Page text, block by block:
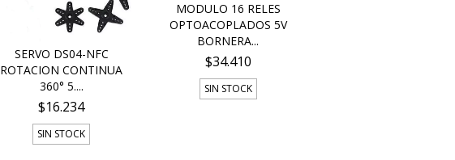
SERVO DS04-NFC
ROTACION CONTINUA
360° 5....
$16.234
SIN STOCK
MODULO 16 RELES
OPTOACOPLADOS 5V
BORNERA...
$34.410
SIN STOCK